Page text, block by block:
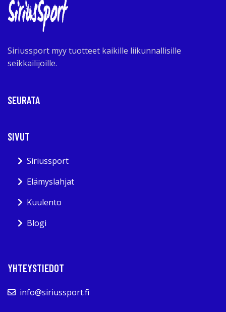
Siriussport myy tuotteet kaikille liikunnallisille
seikkailijoille.
SEURATA
SIVUT
Siriussport
Elämyslahjat
Kuulento
Blogi
YHTEYSTIEDOT
info@siriussport.fi